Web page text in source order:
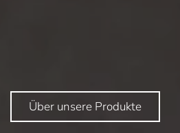
Über unsere Produkte